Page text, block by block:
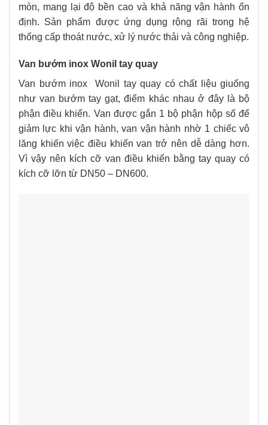
mòn, mang lại độ bền cao và khả năng vận hành ổn
định. Sản phẩm được ứng dụng rộng rãi trong hệ
thống cấp thoát nước, xử lý nước thải và công nghiệp.
Van bướm inox Wonil tay quay
Van bướm inox Wonil tay quay có chất liệu giuống
như van bướm tay gạt, điểm khác nhau ở đây là bộ
phận điều khiển. Van được gắn 1 bộ phận hộp số để
giảm lực khi vận hành, van vận hành nhờ 1 chiếc vô
lăng khiến việc điều khiển van trở nên dễ dàng hơn.
Vì vậy nên kích cỡ van điều khiển bằng tay quay có
kích cỡ lỡn từ DN50 – DN600.